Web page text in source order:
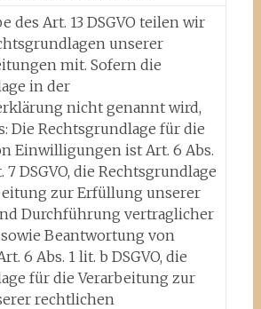
des Art. 13 DSGVO teilen wir
unserer
mit. Sofern die
in der
nicht genannt wird,
Die Rechtsgrundlage für die
Einwilligungen ist Art. 6 Abs.
7 DSGVO, die Rechtsgrundlage
zur Erfüllung unserer
Durchführung vertraglicher
Beantwortung von
6 Abs. 1 lit. b DSGVO, die
für die Verarbeitung zur
rechtlichen